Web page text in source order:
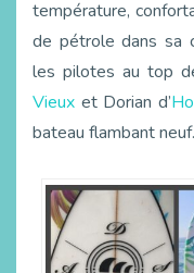
température,
de pétrole dans sa
les pilotes au top
Vieux et Dorian d’
bateau flambant neuf.